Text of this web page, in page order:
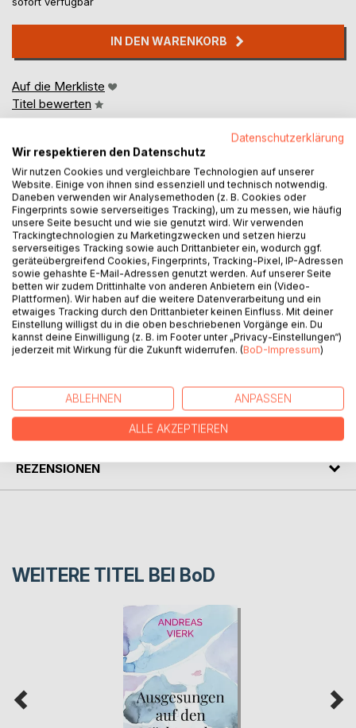
IN DEN WARENKORB
Auf die Merkliste
Titel bewerten
BESCHREIBUNG
Ein Faden kann aus einem Labyrinth hinaus führen, wie auch
schicksalhaft einspinnen. Er ist Ver- oder Entwirrung, Welt-
oder Innenreise.
"Und wenn er bröckelt, der Kokon aus Garn, legt er den
Raum frei, der im Zentrum bleibt."
AUTOR/IN
REZENSIONEN
WEITERE TITEL BEI BoD
Datenschutzerklärung
Wir respektieren den Datenschutz
Wir nutzen Cookies und vergleichbare Technologien auf unserer
Website. Einige von ihnen sind essenziell und technisch notwendig.
Daneben verwenden wir Analysemethoden (z. B. Cookies oder
Fingerprints sowie serverseitiges Tracking), um zu messen, wie häufig
unsere Seite besucht und wie sie genutzt wird. Wir verwenden
Trackingtechnologien zu Marketingzwecken und setzen hierzu
serverseitiges Tracking sowie auch Drittanbieter ein, wodurch ggf.
geräteübergreifend Cookies, Fingerprints, Tracking-Pixel, IP-Adressen
sowie gehashte E-Mail-Adressen genutzt werden. Auf unserer Seite
betten wir zudem Drittinhalte von anderen Anbietern ein (Video-
Plattformen). Wir haben auf die weitere Datenverarbeitung und ein
etwaiges Tracking durch den Drittanbieter keinen Einfluss. Mit deiner
Einstellung willigst du in die oben beschriebenen Vorgänge ein. Du
kannst deine Einwilligung (z. B. im Footer unter „Privacy-Einstellungen“)
jederzeit mit Wirkung für die Zukunft widerrufen. (BoD-Impressum)
ABLEHNEN ANPASSEN
ALLE AKZEPTIEREN